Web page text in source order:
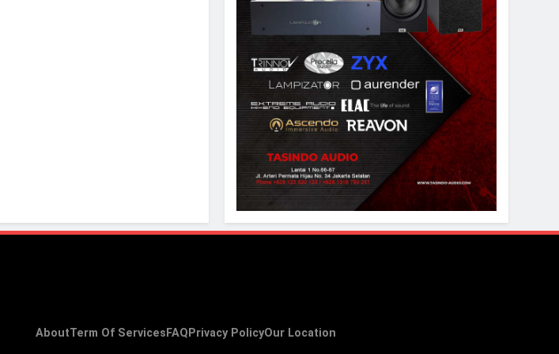
AboutTerm Of ServicesFAQPrivacy PolicyOur Location